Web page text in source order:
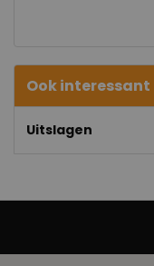
Ook interessant
Uitslagen